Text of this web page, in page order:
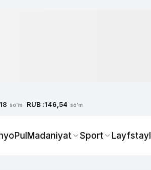
so'm RUB :146,54 so'm
PulMadaniyat Sport Layfstayl